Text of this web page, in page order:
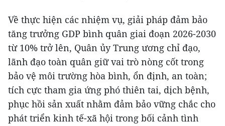
Về thực hiện các nhiệm vụ, giải pháp đảm bảo
tăng trưởng GDP bình quân giai đoạn 2026-2030
từ 10% trở lên, Quân ủy Trung ương chỉ đạo,
lãnh đạo toàn quân giữ vai trò nòng cốt trong
bảo vệ môi trường hòa bình, ổn định, an toàn;
tích cực tham gia ứng phó thiên tai, dịch bệnh,
phục hồi sản xuất nhằm đảm bảo vững chắc cho
phát triển kinh tế-xã hội trong bối cảnh tình